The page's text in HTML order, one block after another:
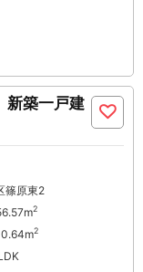
築一戸建
篠原東2
2
2